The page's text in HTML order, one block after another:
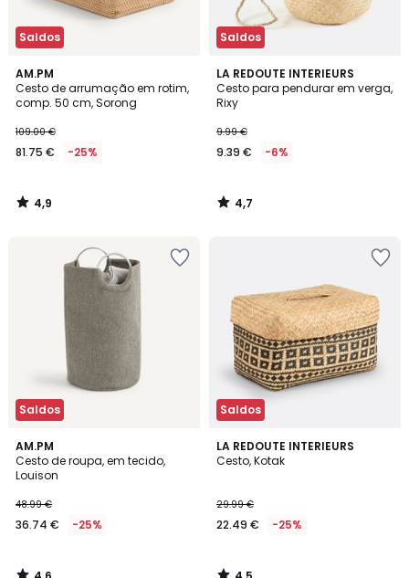
Saldos
AM.PM
Cesto de arrumação em rotim,
comp. 50 cm, Sorong
109.00 €
81.75 € -25%
4,9
/ 5
4,9
/
Saldos
LA REDOUTE INTERIEURS
Cesto para pendurar em verga,
Rixy
9.99 €
9.39 € -6%
4,7
/ 5
4,7
/
Saldos
AM.PM
Cesto de roupa, em tecido,
Louison
48.99 €
36.74 € -25%
4,6
/ 5
Saldos
LA REDOUTE INTERIEURS
Cesto, Kotak
29.99 €
22.49 € -25%
4,5
/ 5